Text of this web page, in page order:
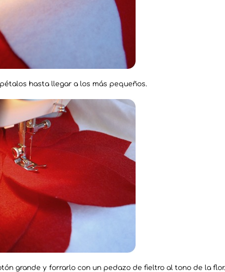
hasta llegar a los más pequeños.
grande y forrarlo con un pedazo de fieltro al tono de la flor.